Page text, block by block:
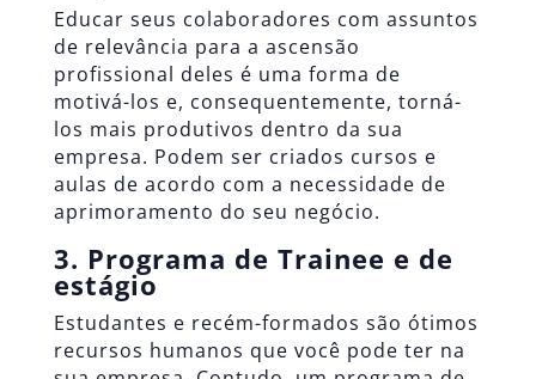
Educar seus colaboradores com assuntos
de relevância para a ascensão
profissional deles é uma forma de
motivá-los e, consequentemente, torná-
los mais produtivos dentro da sua
empresa. Podem ser criados cursos e
aulas de acordo com a necessidade de
aprimoramento do seu negócio.
3. Programa de Trainee e de
estágio
Estudantes e recém-formados são ótimos
recursos humanos que você pode ter na